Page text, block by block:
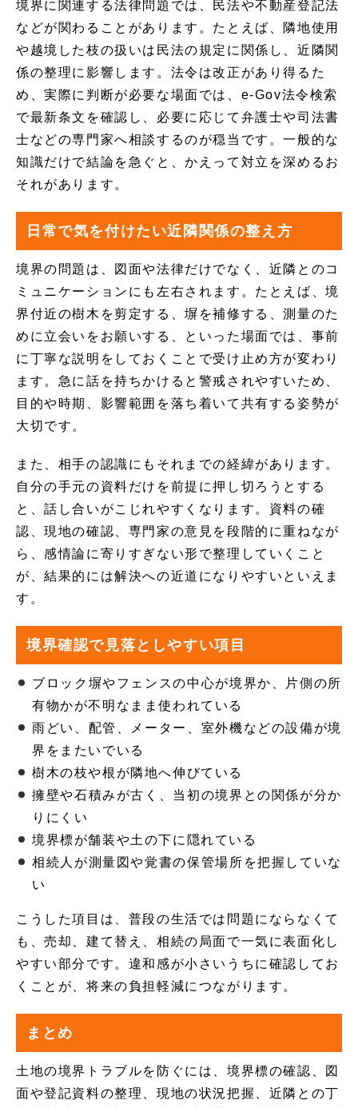
境界に関連する法律問題では、民法や不動産登記法
などが関わることがあります。たとえば、隣地使用
や越境した枝の扱いは民法の規定に関係し、近隣関
係の整理に影響します。法令は改正があり得るた
め、実際に判断が必要な場面では、e-Gov法令検索
で最新条文を確認し、必要に応じて弁護士や司法書
士などの専門家へ相談するのが穏当です。一般的な
知識だけで結論を急ぐと、かえって対立を深めるお
それがあります。
日常で気を付けたい近隣関係の整え方
境界の問題は、図面や法律だけでなく、近隣とのコ
ミュニケーションにも左右されます。たとえば、境
界付近の樹木を剪定する、塀を補修する、測量のた
めに立会いをお願いする、といった場面では、事前
に丁寧な説明をしておくことで受け止め方が変わり
ます。急に話を持ちかけると警戒されやすいため、
目的や時期、影響範囲を落ち着いて共有する姿勢が
大切です。
また、相手の認識にもそれまでの経緯があります。
自分の手元の資料だけを前提に押し切ろうとする
と、話し合いがこじれやすくなります。資料の確
認、現地の確認、専門家の意見を段階的に重ねなが
ら、感情論に寄りすぎない形で整理していくこと
が、結果的には解決への近道になりやすいといえま
す。
境界確認で見落としやすい項目
ブロック塀やフェンスの中心が境界か、片側の所
有物かが不明なまま使われている
雨どい、配管、メーター、室外機などの設備が境
界をまたいでいる
樹木の枝や根が隣地へ伸びている
擁壁や石積みが古く、当初の境界との関係が分か
りにくい
境界標が舗装や土の下に隠れている
相続人が測量図や覚書の保管場所を把握していな
い
こうした項目は、普段の生活では問題にならなくて
も、売却、建て替え、相続の局面で一気に表面化し
やすい部分です。違和感が小さいうちに確認してお
くことが、将来の負担軽減につながります。
まとめ
土地の境界トラブルを防ぐには、境界標の確認、図
面や登記資料の整理、現地の状況把握、近隣との丁